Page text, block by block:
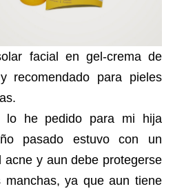
facial en gel-crema de
recomendado para pieles
lo he pedido para mi hija
pasado estuvo con un
acne y aun debe protegerse
manchas, ya que aun tiene